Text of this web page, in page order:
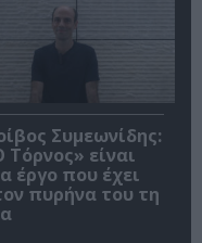
Συμεωνίδης:
Τόρνος» είναι
έργο που έχει
πυρήνα του τη